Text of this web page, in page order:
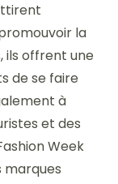
la
ils offrent une
de se faire
à
et des
Week
marques